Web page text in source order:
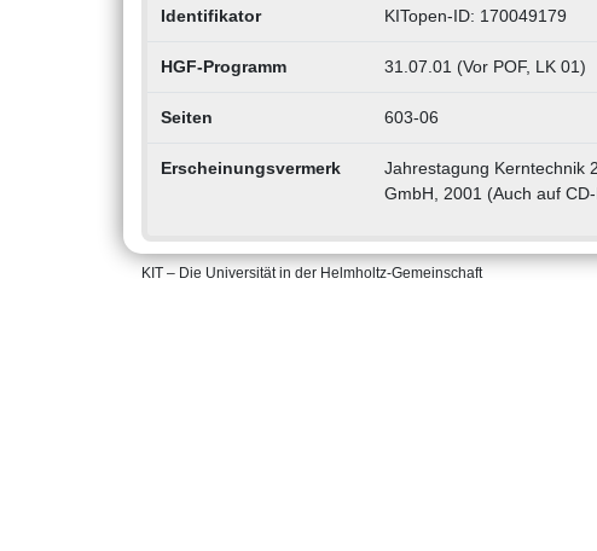
Identifikator KITopen-ID: 170049179
HGF-Programm 31.07.01 (Vor POF, LK 01)
Seiten 603-06
Erscheinungsvermerk
Jahrestagung Kerntechnik
GmbH, 2001 (Auch auf
KIT – Die Universität in der Helmholtz-Gemeinschaft